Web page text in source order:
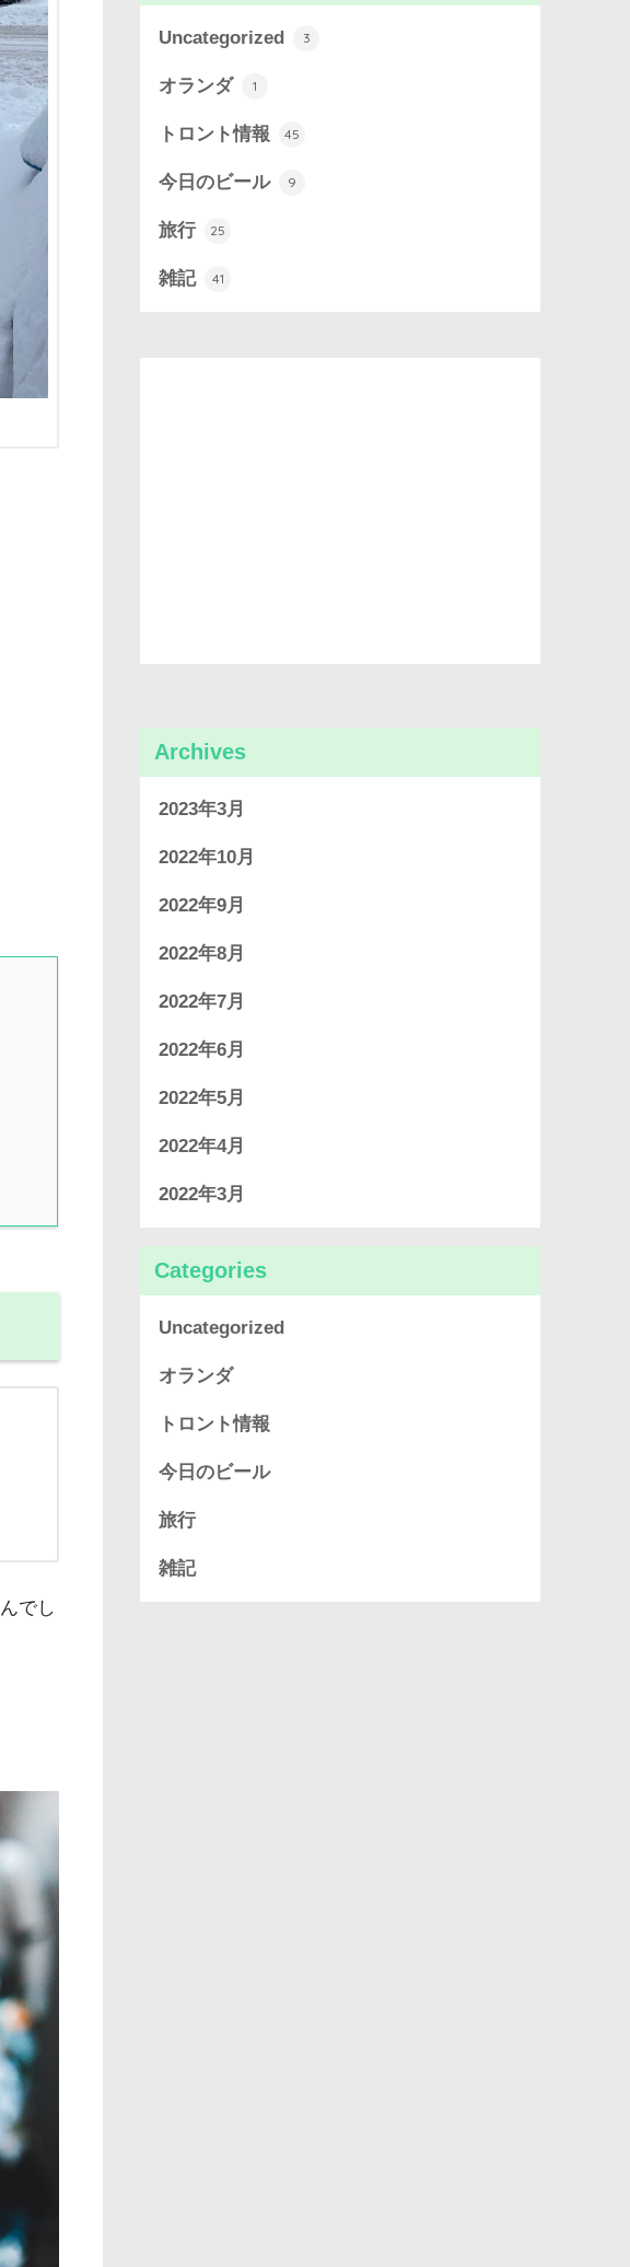
でし
Uncategorized 3
オランダ 1
トロント情報 45
今日のビール 9
旅行 25
雑記 41
Archives
2023年3月
2022年10月
2022年9月
2022年8月
2022年7月
2022年6月
2022年5月
2022年4月
2022年3月
Categories
Uncategorized
オランダ
トロント情報
今日のビール
旅行
雑記